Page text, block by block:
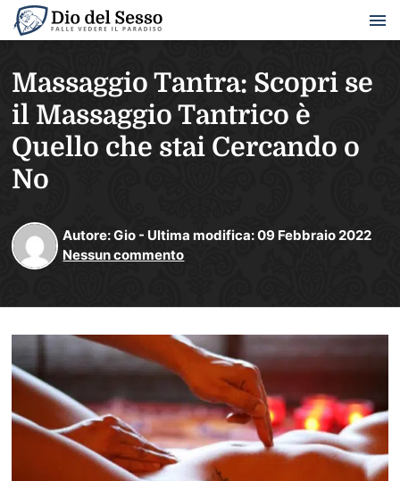
Massaggio Tantra: Scopri se
il Massaggio Tantrico è
Quello che stai Cercando o
No
Autore:Gio - Ultima modifica:09 Febbraio2022
Nessun commento